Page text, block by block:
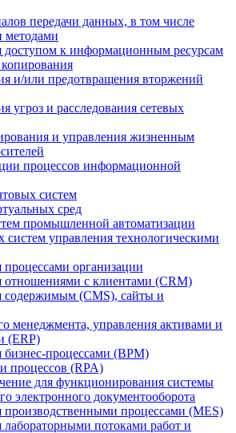
передачи данных, в том числе
методами
доступом к информационным ресурсам
и/или предотвращения вторжений
угроз и расследования сетевых
и управления жизненным
процессов информационной
систем
сред
промышленной автоматизации
систем управления технологическими
процессами организации
отношениями с клиентами (CRM)
содержимым (CMS), сайты и
менеджмента, управления активами и
(ERP)
бизнес-процессами (BPM)
процессов (RPA)
для функционирования системы
электронного документооборота
производственными процессами (MES)
лабораторными потоками работ и